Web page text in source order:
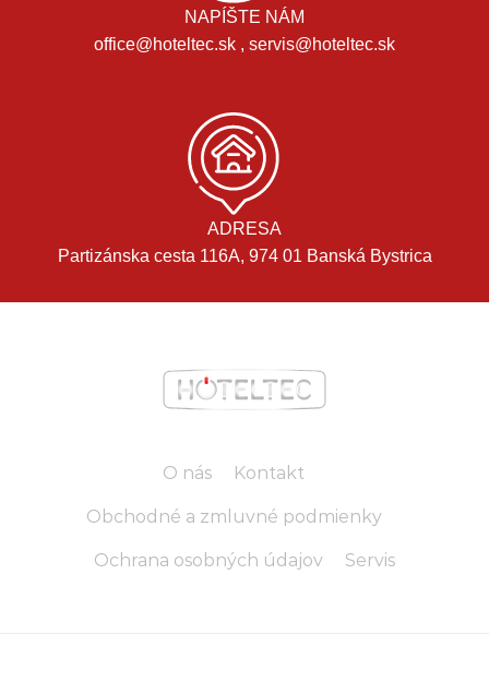
NAPÍŠTE NÁM
office@hoteltec.sk , servis@hoteltec.sk
ADRESA
Partizánska cesta 116A, 974 01 Banská Bystrica
O nás Kontakt
Obchodné a zmluvné podmienky
Ochrana osobných údajov Servis